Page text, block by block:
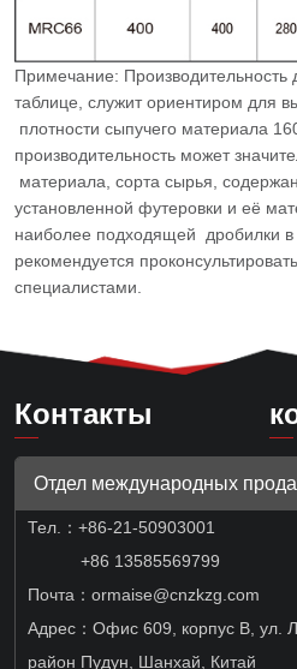
Примечание: Производительность
таблице, служит ориентиром для
плотности сыпучего материала
производительность может
материала, сорта сырья,
установленной футеровки и её
наиболее подходящей дробилки в
рекомендуется
специалистами.
Контакты
Отдел международных
Тел.： +86-21-50903001
+86 13585569799
Почта：ormaise@cnzkzg.com
Адрес：Офис 609, корпус B, ул.
район Пудун, Шанхай, Китай